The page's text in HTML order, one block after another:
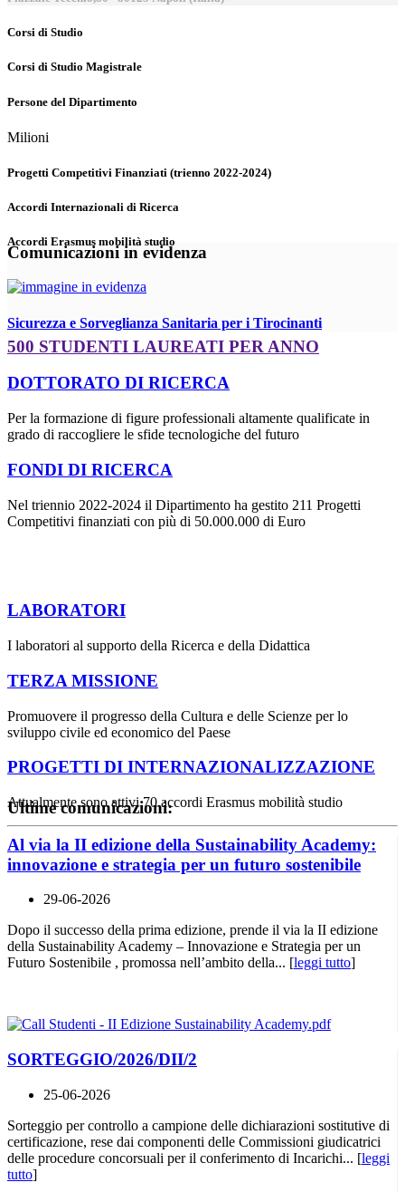
Corsi di Studio
Corsi di Studio Magistrale
Persone del Dipartimento
Milioni
Progetti Competitivi Finanziati (trienno 2022-2024)
Accordi Internazionali di Ricerca
Accordi Erasmus mobilità studio
Comunicazioni in evidenza
Sicurezza e Sorveglianza Sanitaria per i Tirocinanti
500 STUDENTI LAUREATI PER ANNO
DOTTORATO DI RICERCA
Per la formazione di figure professionali altamente qualificate in
grado di raccogliere le sfide tecnologiche del futuro
FONDI DI RICERCA
Nel triennio 2022-2024 il Dipartimento ha gestito 211 Progetti
Competitivi finanziati con più di 50.000.000 di Euro
LABORATORI
I laboratori al supporto della Ricerca e della Didattica
TERZA MISSIONE
Promuovere il progresso della Cultura e delle Scienze per lo
sviluppo civile ed economico del Paese
PROGETTI DI INTERNAZIONALIZZAZIONE
Attualmente sono attivi 70 accordi Erasmus mobilità studio
Ultime comunicazioni:
Al via la II edizione della Sustainability Academy:
innovazione e strategia per un futuro sostenibile
29-06-2026
Dopo il successo della prima edizione, prende il via la II edizione
della Sustainability Academy – Innovazione e Strategia per un
Futuro Sostenibile , promossa nell’ambito della... [leggi tutto]
SORTEGGIO/2026/DII/2
25-06-2026
Sorteggio per controllo a campione delle dichiarazioni sostitutive di
certificazione, rese dai componenti delle Commissioni giudicatrici
delle procedure concorsuali per il conferimento di Incarichi... [leggi
tutto]